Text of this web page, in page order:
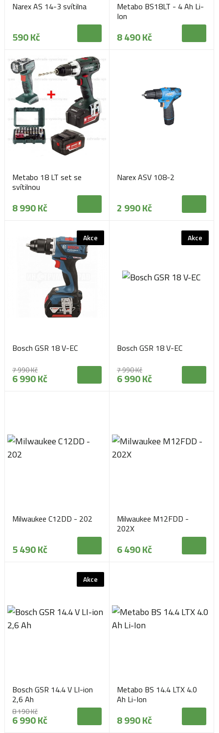
Narex AS 14-3 svítilna
590 Kč
Metabo BS18LT - 4 Ah Li-
Ion
8 490 Kč
Metabo 18 LT set se
svítilnou
8 990 Kč
Narex ASV 108-2
2 990 Kč
Akce
Bosch GSR 18 V-EC
7 990 Kč
6 990 Kč
Akce
Bosch GSR 18 V-EC
7 990 Kč
6 990 Kč
Milwaukee C12DD - 202
5 490 Kč
Milwaukee M12FDD -
202X
6 490 Kč
Akce
Bosch GSR 14.4 V LI-ion
2,6 Ah
8 190 Kč
6 990 Kč
Metabo BS 14.4 LTX 4.0
Ah Li-Ion
8 990 Kč